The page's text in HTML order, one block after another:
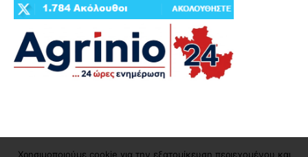
Χρησιμοποιούμε cookie για την εξατομίκευση περιεχομένου και